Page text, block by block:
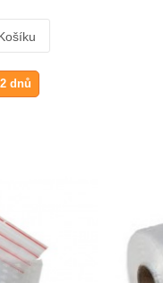
dnů